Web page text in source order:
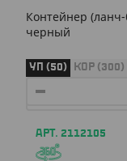
Контейнер
черный
УП (50) КОР (300)
АРТ. 2112105